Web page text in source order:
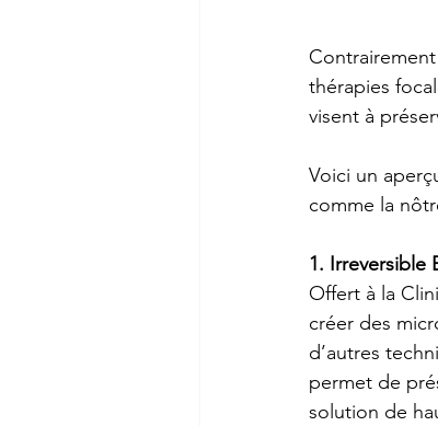
thérapies
visent à
Voici un
comme la
1. Irreversible
Offert à la
créer des
d’autres
permet de
solution de